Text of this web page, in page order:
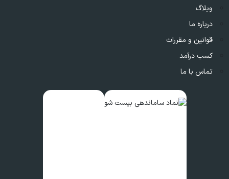
وبلاگ
درباره ما
قوانین و مقررات
کسب درآمد
تماس با ما